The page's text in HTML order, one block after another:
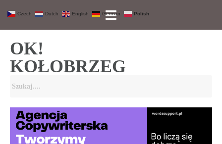
OK!
KOŁOBRZEG
Czech Dutch English German Polish